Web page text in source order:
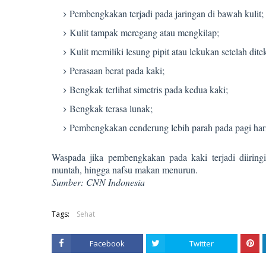
Pembengkakan terjadi pada jaringan di bawah kulit;
Kulit tampak meregang atau mengkilap;
Kulit memiliki lesung pipit atau lekukan setelah
Perasaan berat pada kaki;
Bengkak terlihat simetris pada kedua kaki;
Bengkak terasa lunak;
Pembengkakan cenderung lebih parah pada pagi
Waspada jika pembengkakan pada kaki terjadi
muntah, hingga nafsu makan menurun.
Sumber: CNN Indonesia
Tags: Sehat
Facebook Twitter